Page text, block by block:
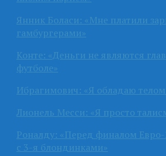
Янник Боласи: «Мне платили
гамбургерами»
Конте: «Деньги не являются
футболе»
Ибрагимович: «Я обладаю телом
Лионель Месси: «Я просто
Роналду: «Перед финалом Евро-
с 3-я блондинками»